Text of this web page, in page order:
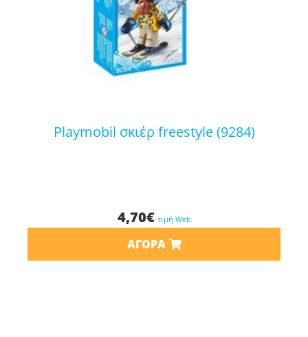
playmobil σκιέρ freestyle (9284)
4,70€ τιμή Web
ΑΓΟΡΆ